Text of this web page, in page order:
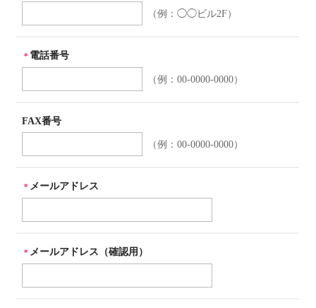
（例：◯◯ビル2F）
＊ 電話番号
（例：00-0000-0000）
FAX番号
（例：00-0000-0000）
＊ メールアドレス
＊ メールアドレス（確認用）